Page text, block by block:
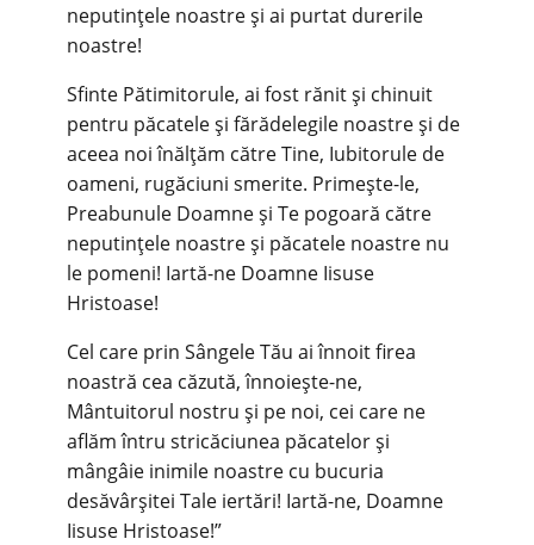
neputinţele noastre şi ai purtat durerile
noastre!
Sfinte Pătimitorule, ai fost rănit şi chinuit
pentru păcatele şi fărădelegile noastre şi de
aceea noi înălţăm către Tine, Iubitorule de
oameni, rugăciuni smerite. Primeşte-le,
Preabunule Doamne şi Te pogoară către
neputinţele noastre şi păcatele noastre nu
le pomeni! Iartă-ne Doamne Iisuse
Hristoase!
Cel care prin Sângele Tău ai înnoit firea
noastră cea căzută, înnoieşte-ne,
Mântuitorul nostru şi pe noi, cei care ne
aflăm întru stricăciunea păcatelor şi
mângâie inimile noastre cu bucuria
desăvârşitei Tale iertări! Iartă-ne, Doamne
Iisuse Hristoase!”